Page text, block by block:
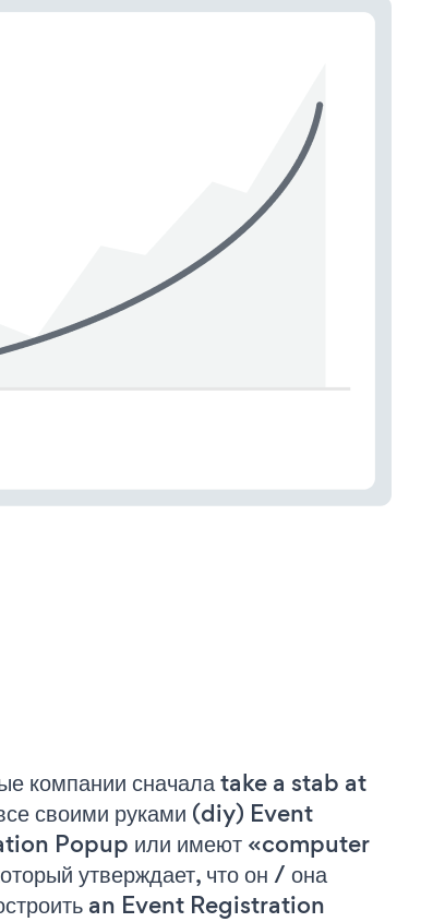
компании сначала take a stab at
своими руками (diy) Event
Popup или имеют «computer
утверждает, что он / она
an Event Registration